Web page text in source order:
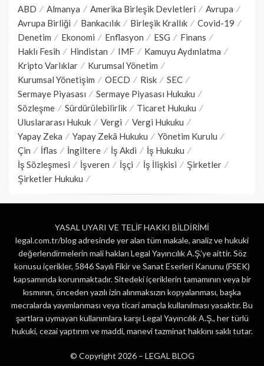
ABD Almanya Amerika Birleşik Devletleri
Avrupa
Avrupa Birliği
Bankacılık Birleşik Krallık
Covid-19
Denetim
Ekonomi Enflasyon ESG
Finans
Haklı Fesih
Hindistan IMF
Kamuyu Aydınlatma
Kripto Varlıklar
Kurumsal Yönetim
Kurumsal Yönetişim
OECD Risk
SEC
Sermaye Piyasası
Sermaye Piyasası Hukuku
Sözleşme
Sürdürülebilirlik
Ticaret Hukuku
Uluslararası Hukuk
Vergi
Vergi Hukuku
Yapay Zeka
Yapay Zekâ Hukuku
Yönetim Kurulu
Çin
İflas İngiltere İş Akdi
İş Hukuku
İş Sözleşmesi
İşveren İşçi İş İlişkisi
Şirketler
Şirketler Hukuku
YASAL UYARI VE TELİF HAKKI BİLDİRİMİ
legal.com.tr/blog adresinde yer alan tüm makale, analiz ve hukuki
değerlendirmelerin mali hakları Legal Yayıncılık A.Ş.’ye aittir. Söz
konusu içerikler, 5846 Sayılı Fikir ve Sanat Eserleri Kanunu (FSEK)
kapsamında korunmaktadır. Sitedeki içeriklerin tamamının veya bir
kısmının, önceden yazılı izin alınmaksızın kopyalanması, başka
mecralarda yayımlanması veya ticari amaçla kullanılması yasaktır. Bu
şartlara uymayan kullanımlara karşı Legal Yayıncılık A.Ş., her türlü
hukuki, cezai yaptırım ve maddi, manevi tazminat hakkını saklı tutar.
© Copyright 2026 – LEGAL BLOG